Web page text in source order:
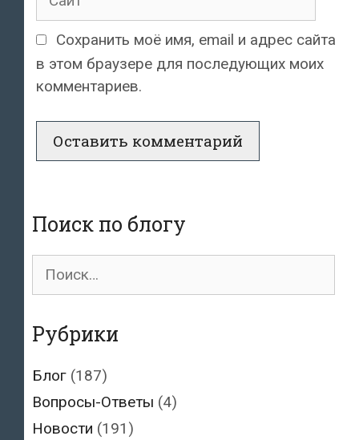
Сохранить моё имя, email и адрес сайта
в этом браузере для последующих моих
комментариев.
Поиск по блогу
Поиск
Рубрики
Блог (187)
Вопросы-Ответы (4)
Новости (191)